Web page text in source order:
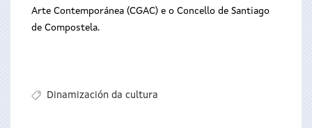
Arte Contemporánea (CGAC) e o Concello de Santiago
de Compostela.
Dinamización da cultura